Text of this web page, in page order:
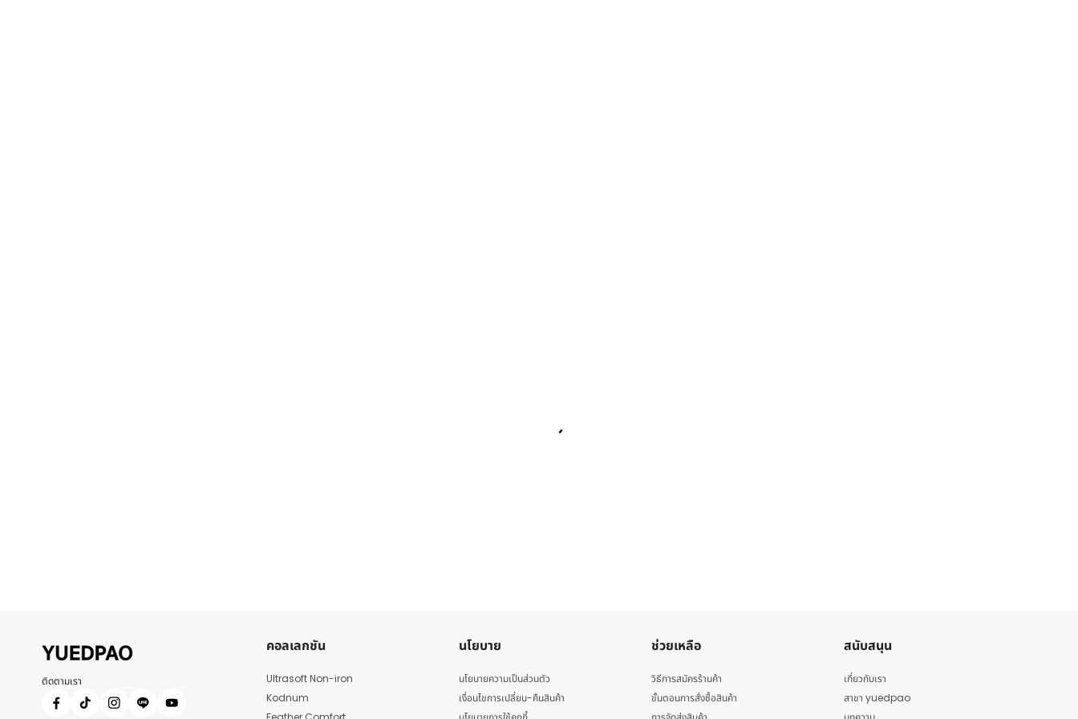
ติดตามเรา
คอลเลกชัน
Ultrasoft Non-iron
Kodnum
นโยบาย
นโยบายความเป็นส่วนตัว
เงื่อนไขการเปลี่ยน-คืนสินค้า
ช่วยเหลือ
วิธีการสมัครร้านค้า
ขั้นตอนการสั่งซื้อสินค้า
สนับสนุน
เกี่ยวกับเรา
สาขา yuedpao